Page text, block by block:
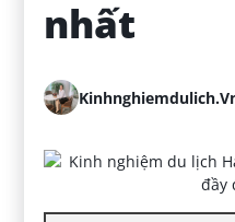
nhất